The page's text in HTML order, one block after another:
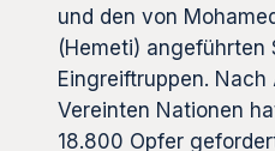
und den von
(Hemeti) angeführten
Eingreiftruppen.
Vereinten Nationen
18.800 Opfer